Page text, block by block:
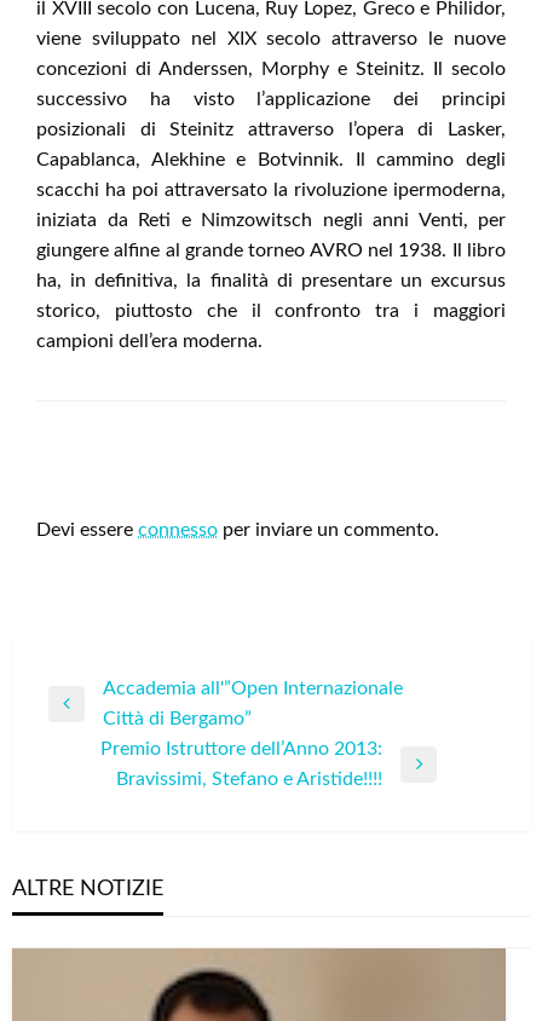
il XVIII secolo con Lucena, Ruy Lopez, Greco e Philidor,
viene sviluppato nel XIX secolo attraverso le nuove
concezioni di Anderssen, Morphy e Steinitz. Il secolo
successivo ha visto l’applicazione dei principi
posizionali di Steinitz attraverso l’opera di Lasker,
Capablanca, Alekhine e Botvinnik. Il cammino degli
scacchi ha poi attraversato la rivoluzione ipermoderna,
iniziata da Reti e Nimzowitsch negli anni Venti, per
giungere alfine al grande torneo AVRO nel 1938. Il libro
ha, in definitiva, la finalità di presentare un excursus
storico, piuttosto che il confronto tra i maggiori
campioni dell’era moderna.
Devi essere connesso per inviare un commento.
Navigazione
articoli
Previous
Accademia all'”Open Internazionale
Città di Bergamo”
Premio Istruttore dell’Anno 2013:
Bravissimi, Stefano e Aristide!!!!
ALTRE NOTIZIE